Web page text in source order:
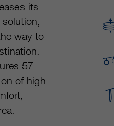
its
way to
57
of high
de privacidad de Google
https:/policies.google.com/
nos ayudan a mejorar nuestras
y nuestros sitios web. Esta
se transmite a nuestros